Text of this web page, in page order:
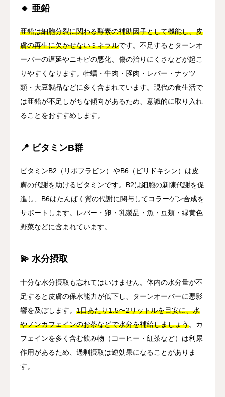
🔹 亜鉛
亜鉛は細胞分裂に関わる酵素の補助因子として機能し、皮
膚の再生に欠かせないミネラルです。不足するとターンオ
ーバーの遅延やニキビの悪化、傷の治りにくさなどが起こ
りやすくなります。牡蠣・牛肉・豚肉・レバー・ナッツ
類・大豆製品などに多く含まれています。現代の食生活で
は亜鉛が不足しがちな傾向があるため、意識的に取り入れ
ることをおすすめします。
📍 ビタミンB群
ビタミンB2（リボフラビン）やB6（ピリドキシン）は皮
膚の代謝を助けるビタミンです。B2は細胞の新陳代謝を促
進し、B6はたんぱく質の代謝に関与してコラーゲン合成を
サポートします。レバー・卵・乳製品・魚・豆類・緑黄色
野菜などに含まれています。
💫 水分摂取
十分な水分摂取も忘れてはいけません。体内の水分量が不
足すると皮膚の保水能力が低下し、ターンオーバーに悪影
響を及ぼします。 1日あたり1.5〜2リットルを目安に、水
やノンカフェインのお茶などで水分を補給しましょう。カ
フェインを多く含む飲み物（コーヒー・紅茶など）は利尿
作用があるため、過剰摂取は逆効果になることがありま
す。